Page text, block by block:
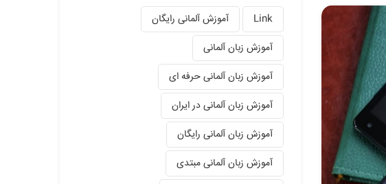
Link
آموزش آلمانی رایگان
آموزش زبان آلمانی
آموزش زبان آلمانی حرفه ای
آموزش زبان آلمانی در ایران
آموزش زبان آلمانی رایگان
آموزش زبان آلمانی مبتدی